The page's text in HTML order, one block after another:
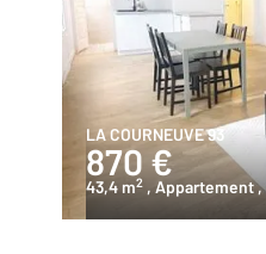
LA COURNEUVE 93
870 €
43,4 m2 , Appartement,